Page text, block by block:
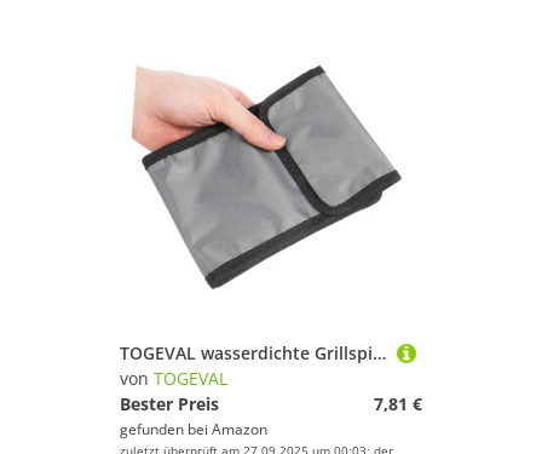
TOGEVAL wasserdichte Grillspieß Aufbewahrungstasche Oxford Tragbare Schaschlikspieße Tasche Für Camping Outdoor BBQ Zubehör Organizer
von TOGEVAL
Bester Preis
7,81 €
gefunden bei Amazon
zuletzt überprüft am 27.09.2025 um 00:03; der